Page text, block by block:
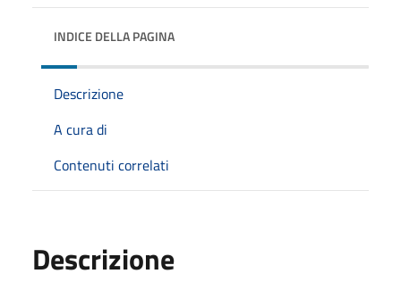
INDICE DELLA PAGINA
Descrizione
A cura di
Contenuti correlati
Descrizione